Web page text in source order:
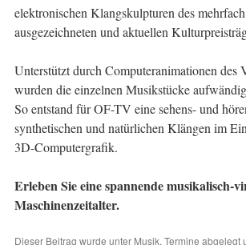
elektronischen Klangskulpturen des
ausgezeichneten und aktuellen
Unterstützt durch Computeranimationen des
wurden die einzelnen Musikstücke
So entstand für OF-TV eine sehens- und
synthetischen und natürlichen Klängen im
3D-Computergrafik.
Erleben Sie eine spannende musikalisch-
Maschinenzeitalter.
Dieser Beitrag wurde unter Musik, Termine abgelegt